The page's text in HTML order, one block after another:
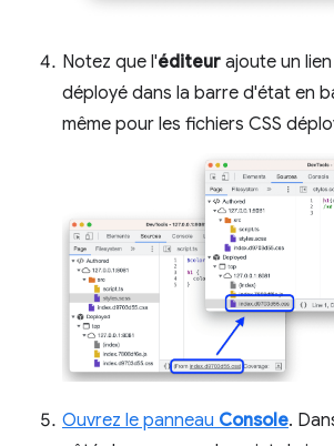
Notez que l'éditeur ajoute un
déployé dans la barre d'état en
même pour les fichiers CSS
Ouvrez le panneau Console.